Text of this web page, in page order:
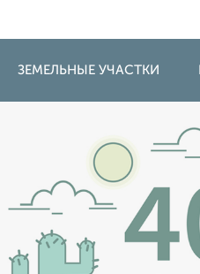
ЗЕМЕЛЬНЫЕ УЧАСТКИ